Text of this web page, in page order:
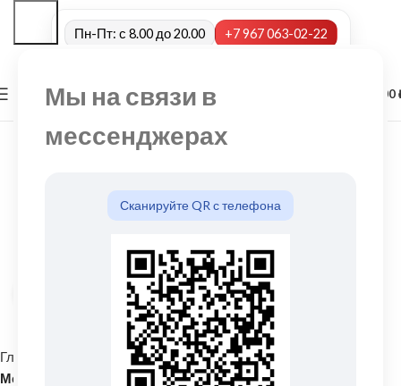
Мы на связи в
мессенджерах
Сканируйте QR с телефона
Пн-Пт: с 8.00 до 20.00 +7 967 063-02-22
МЕНЮ 0,00
Нажмите, чтобы увеличить
Главная
Кровельные материалы
Металлочерепица и комплектующие